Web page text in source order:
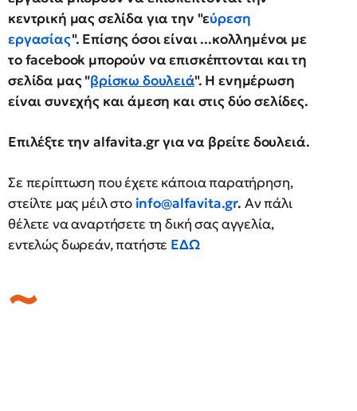
κεντρική μας σελίδα για την "εύρεση
εργασίας". Επίσης όσοι είναι ...κολλημένοι με
το facebook μπορούν να επισκέπτονται και τη
σελίδα μας "βρίσκω δουλειά". Η ενημέρωση
είναι συνεχής και άμεση και στις δύο σελίδες.
Επιλέξτε την alfavita.grγια να βρείτε δουλειά.
Σε περίπτωση που έχετε κάποια παρατήρηση,
στείλτε μας μέιλ στο info@alfavita.gr. Αν πάλι
θέλετε να αναρτήσετε τη δική σας αγγελία,
εντελώς δωρεάν, πατήστε ΕΔΩ